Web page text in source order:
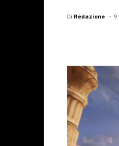
Di Redazione - 9